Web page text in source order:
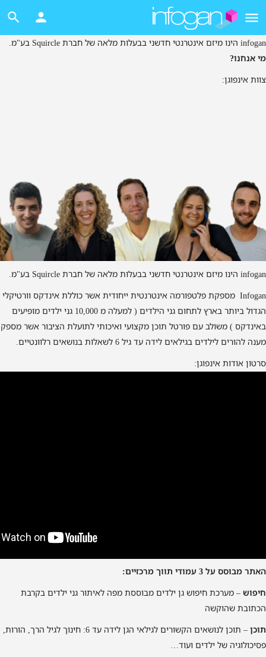
infogan הינו מיזם אינטרנטי חדשני בבעלות מלאה של חברת Squircle בע"מ.
מי אנחנו?
צוות אינפוגן:
infogan הינו מיזם אינטרנטי חדשני בבעלות מלאה של חברת Squircle בע"מ.
Infogan מספקת פלטפורמה אינטרנטית ייחודית אשר כוללת אינדקס וורטיקלי
הגדול ביותר בארץ לתחום גני הילדים ( למעלה מ 10,000 גני ילדים מופיעים
באינדקס ) משולב עם פורטל תוכן מקצועי ואיכותי לתועלת הציבור אשר מספק
מענה להורים לילדים בגילאים לידה עד גיל 6 לשאלות בנושאים רלוונטיים.
סרטון אודות אינפוגן:
האתר מבוסס על 3 עמודי תווך מרכזיים:
חיפוש – מערכת חיפוש גן ילדים מבוססת מפה לאיתור גני ילדים בקרבת
הכתובת שהוקשה
תוכן
– תוכן לנושאים הקשורים לגילאי הגן לידה עד 6: חינוך לגיל הרך, הורות,
פסיכולוגיה של ילדים ועוד…